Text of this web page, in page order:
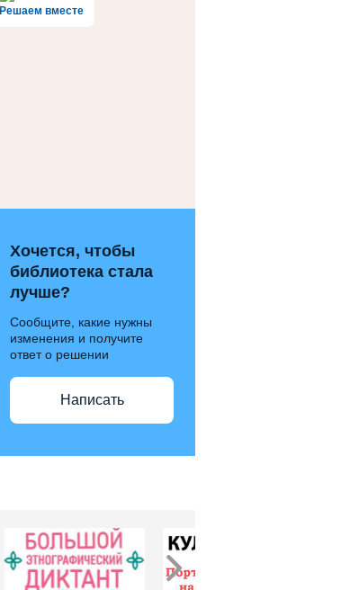
Решаем вместе
Хочется, чтобы
библиотека стала
лучше?
Сообщите, какие нужны
изменения и получите
ответ о решении
Написать